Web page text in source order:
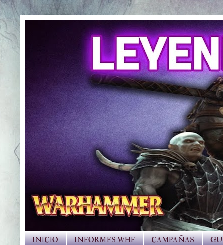
INICIO INFORMES WHF CAMPAÑAS